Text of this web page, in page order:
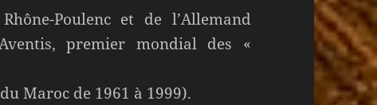
Poulenc et de l’Allemand
premier mondial des «
Maroc de 1961 à 1999).